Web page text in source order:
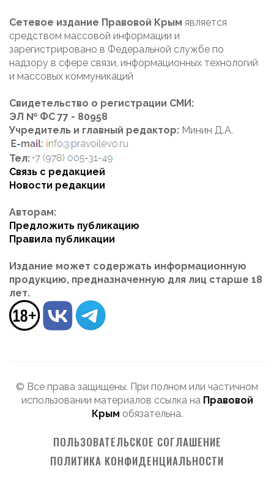
Сетевое издание Правовой Крым является
средством массовой информации и
зарегистрировано в Федеральной службе по
надзору в сфере связи, информационных технологий
и массовых коммуникаций
Свидетельство о регистрации СМИ:
ЭЛ № ФС 77 - 80958
Учредитель и главный редактор: Минин Д.А.
Тел:
Связь с редакцией
Новости редакции
Авторам:
Предложить публикацию
Правила публикации
Издание может содержать информационную
продукцию, предназначенную для лиц старше 18
лет.
© Все права защищены. При полном или частичном
использовании материалов ссылка на Правовой
Крым обязательна.
ПОЛЬЗОВАТЕЛЬСКОЕ СОГЛАШЕНИЕ
ПОЛИТИКА КОНФИДЕНЦИАЛЬНОСТИ